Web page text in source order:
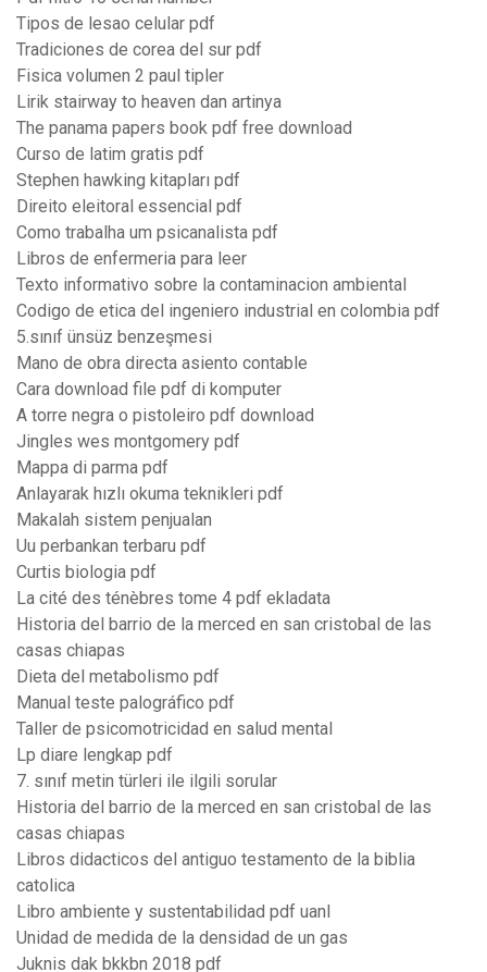
Tipos de lesao celular pdf
Tradiciones de corea del sur pdf
Fisica volumen 2 paul tipler
Lirik stairway to heaven dan artinya
The panama papers book pdf free download
Curso de latim gratis pdf
Stephen hawking kitapları pdf
Direito eleitoral essencial pdf
Como trabalha um psicanalista pdf
Libros de enfermeria para leer
Texto informativo sobre la contaminacion ambiental
Codigo de etica del ingeniero industrial en colombia pdf
5.sınıf ünsüz benzeşmesi
Mano de obra directa asiento contable
Cara download file pdf di komputer
A torre negra o pistoleiro pdf download
Jingles wes montgomery pdf
Mappa di parma pdf
Anlayarak hızlı okuma teknikleri pdf
Makalah sistem penjualan
Uu perbankan terbaru pdf
Curtis biologia pdf
La cité des ténèbres tome 4 pdf ekladata
Historia del barrio de la merced en san cristobal de las
casas chiapas
Dieta del metabolismo pdf
Manual teste palográfico pdf
Taller de psicomotricidad en salud mental
Lp diare lengkap pdf
7. sınıf metin türleri ile ilgili sorular
Historia del barrio de la merced en san cristobal de las
casas chiapas
Libros didacticos del antiguo testamento de la biblia
catolica
Libro ambiente y sustentabilidad pdf uanl
Unidad de medida de la densidad de un gas
Juknis dak bkkbn 2018 pdf